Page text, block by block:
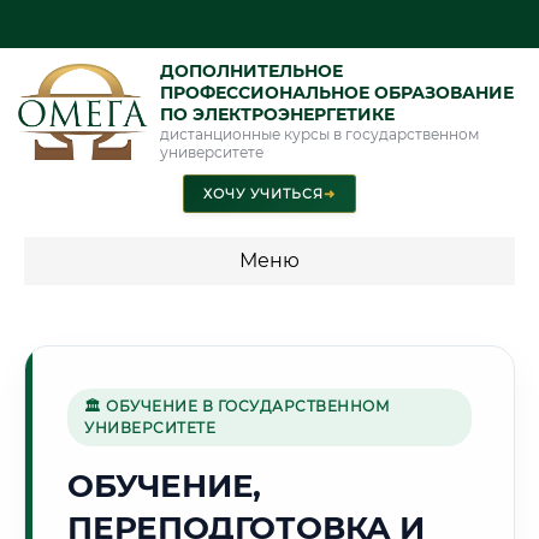
ДОПОЛНИТЕЛЬНОЕ
ПРОФЕССИОНАЛЬНОЕ ОБРАЗОВАНИЕ
ПО ЭЛЕКТРОЭНЕРГЕТИКЕ
дистанционные курсы в государственном
университете
ХОЧУ УЧИТЬСЯ➜
Меню
🏭
Г. РУСТАВИ
🏛 ОБУЧЕНИЕ В ГОСУДАРСТВЕННОМ
УНИВЕРСИТЕТЕ
ОБУЧЕНИЕ,
ПЕРЕПОДГОТОВКА И